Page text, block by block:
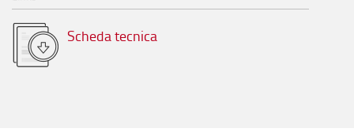
Scheda tecnica